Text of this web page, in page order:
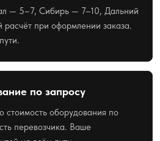
— 5–7, Сибирь — 7–10, Дальний
расчёт при оформлении заказа.
по запросу
стоимость оборудования по
перевозчика. Ваше